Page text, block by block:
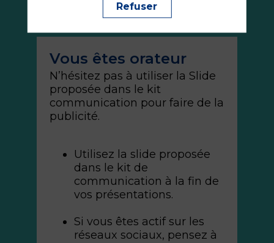
N’hésitez pas à utiliser la Slide
proposée dans le kit
communication pour faire de la
Utilisez la slide proposée
dans le kit de
communication à la fin de
vos présentations.
Si vous êtes actif sur les
réseaux sociaux, pensez à
Refuser